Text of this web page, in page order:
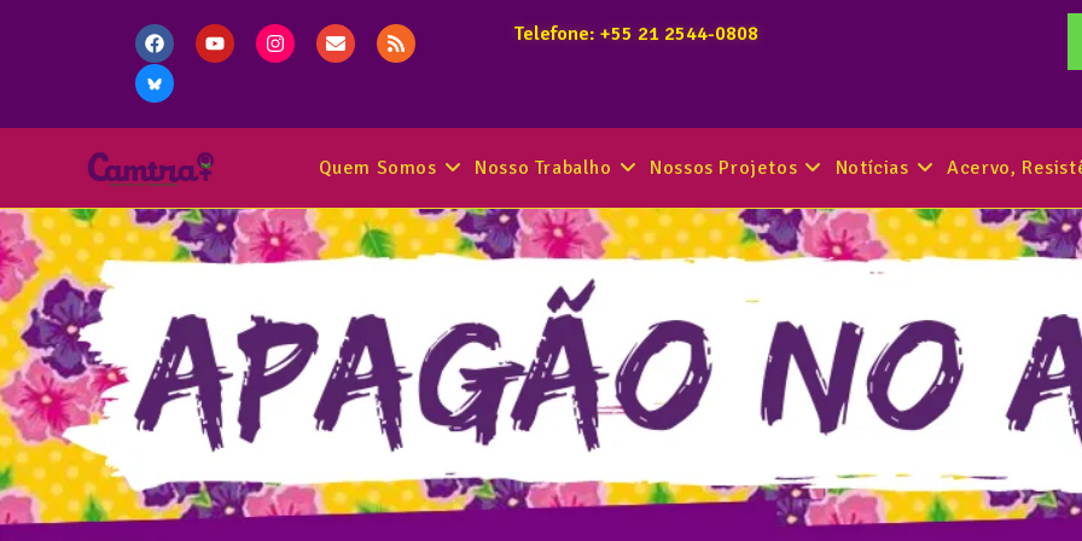
Telefone: +55 21 2544-0808
Quem Somos Nosso Trabalho Nossos Projetos Notícias Acervo,